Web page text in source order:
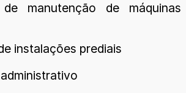
de manutenção de máquinas
instalações prediais